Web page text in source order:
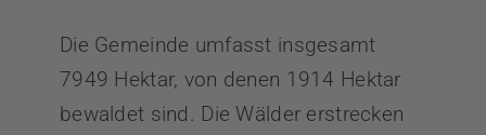
Die Gemeinde umfasst insgesamt
7949 Hektar, von denen 1914 Hektar
bewaldet sind. Die Wälder erstrecken